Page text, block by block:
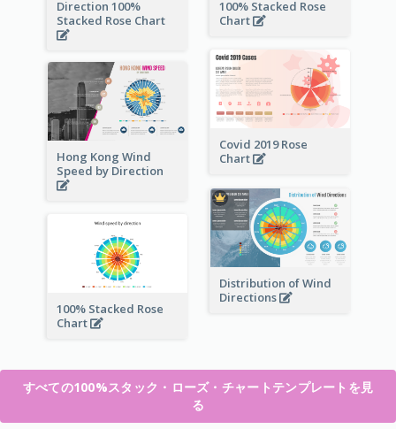
Direction 100%
Stacked Rose Chart
100% Stacked Rose
Chart
Covid 2019 Rose
Chart
Hong Kong Wind
Speed by Direction
Distribution of Wind
Directions
100% Stacked Rose
Chart
すべての100%スタック・ローズ・チャートテンプレートを見
る